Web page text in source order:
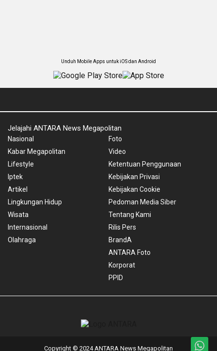
Unduh Mobile Apps untuk iOS dan Android
Jelajahi ANTARA News Megapolitan
Nasional
Kabar Megapolitan
Lifestyle
Iptek
Artikel
Lingkungan Hidup
Wisata
Internasional
Olahraga
Foto
Video
Ketentuan Penggunaan
Kebijakan Privasi
Kebijakan Cookie
Pedoman Media Siber
Tentang Kami
Rilis Pers
BrandA
ANTARA Foto
Korporat
PPID
Copyright © 2024 ANTARA News Megapolitan